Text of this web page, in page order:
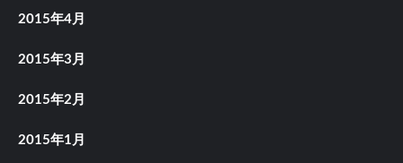
2015年4月
2015年3月
2015年2月
2015年1月